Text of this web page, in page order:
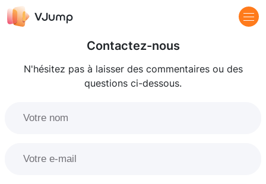
Contactez-nous
N'hésitez pas à laisser des commentaires ou des
questions ci-dessous.